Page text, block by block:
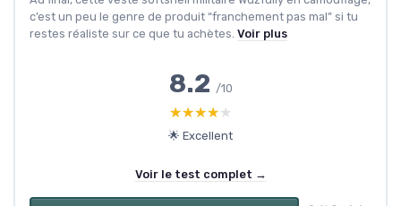
c’est un peu le genre de produit “franchement pas mal” si tu
restes réaliste sur ce que tu achètes. Voir plus
8.2 /10
★★★★★
★★★★★
🌟 Excellent
Voir le test complet →